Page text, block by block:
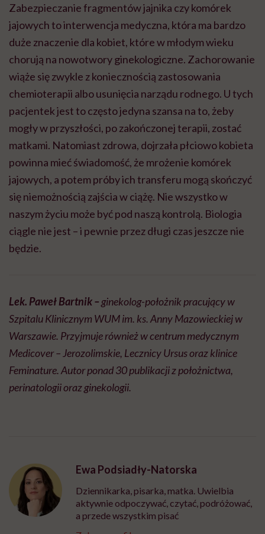
Zabezpieczanie fragmentów jajnika czy komórek
jajowych to interwencja medyczna, która ma bardzo
duże znaczenie dla kobiet, które w młodym wieku
chorują na nowotwory ginekologiczne. Zachorowanie
wiąże się zwykle z koniecznością zastosowania
chemioterapii albo usunięcia narządu rodnego. U tych
pacjentek jest to często jedyna szansa na to, żeby
mogły w przyszłości, po zakończonej terapii, zostać
matkami. Natomiast zdrowa, dojrzała płciowo kobieta
powinna mieć świadomość, że mrożenie komórek
jajowych, a potem próby ich transferu mogą skończyć
się niemożnością zajścia w ciążę. Nie wszystko w
naszym życiu może być pod naszą kontrolą. Biologia
ciągle nie jest – i pewnie przez długi czas jeszcze nie
będzie.
Lek. Paweł Bartnik – ginekolog-położnik pracujący w
Szpitalu Klinicznym WUM im. ks. Anny Mazowieckiej w
Warszawie. Przyjmuje również w centrum medycznym
Medicover – Jerozolimskie, Lecznicy Ursus oraz klinice
Feminature. Autor ponad 30 publikacji z położnictwa,
perinatologii oraz ginekologii.
Ewa Podsiadły-Natorska
Dziennikarka, pisarka, matka. Uwielbia
aktywnie odpoczywać, czytać, podróżować,
a przede wszystkim pisać